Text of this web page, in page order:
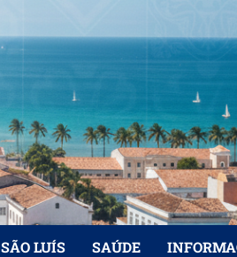
SÃO LUÍS SAÚDE